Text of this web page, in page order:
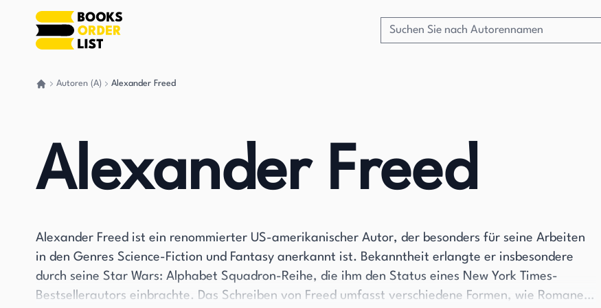
Autoren (A) Alexander Freed
Alexander Freed
Alexander Freed ist ein renommierter US-amerikanischer Autor, der besonders für seine Arbeiten
in den Genres Science-Fiction und Fantasy anerkannt ist. Bekanntheit erlangte er insbesondere
durch seine Star Wars: Alphabet Squadron-Reihe, die ihm den Status eines New York Times-
Bestsellerautors einbrachte. Das Schreiben von Freed umfasst verschiedene Formen, wie Romane,